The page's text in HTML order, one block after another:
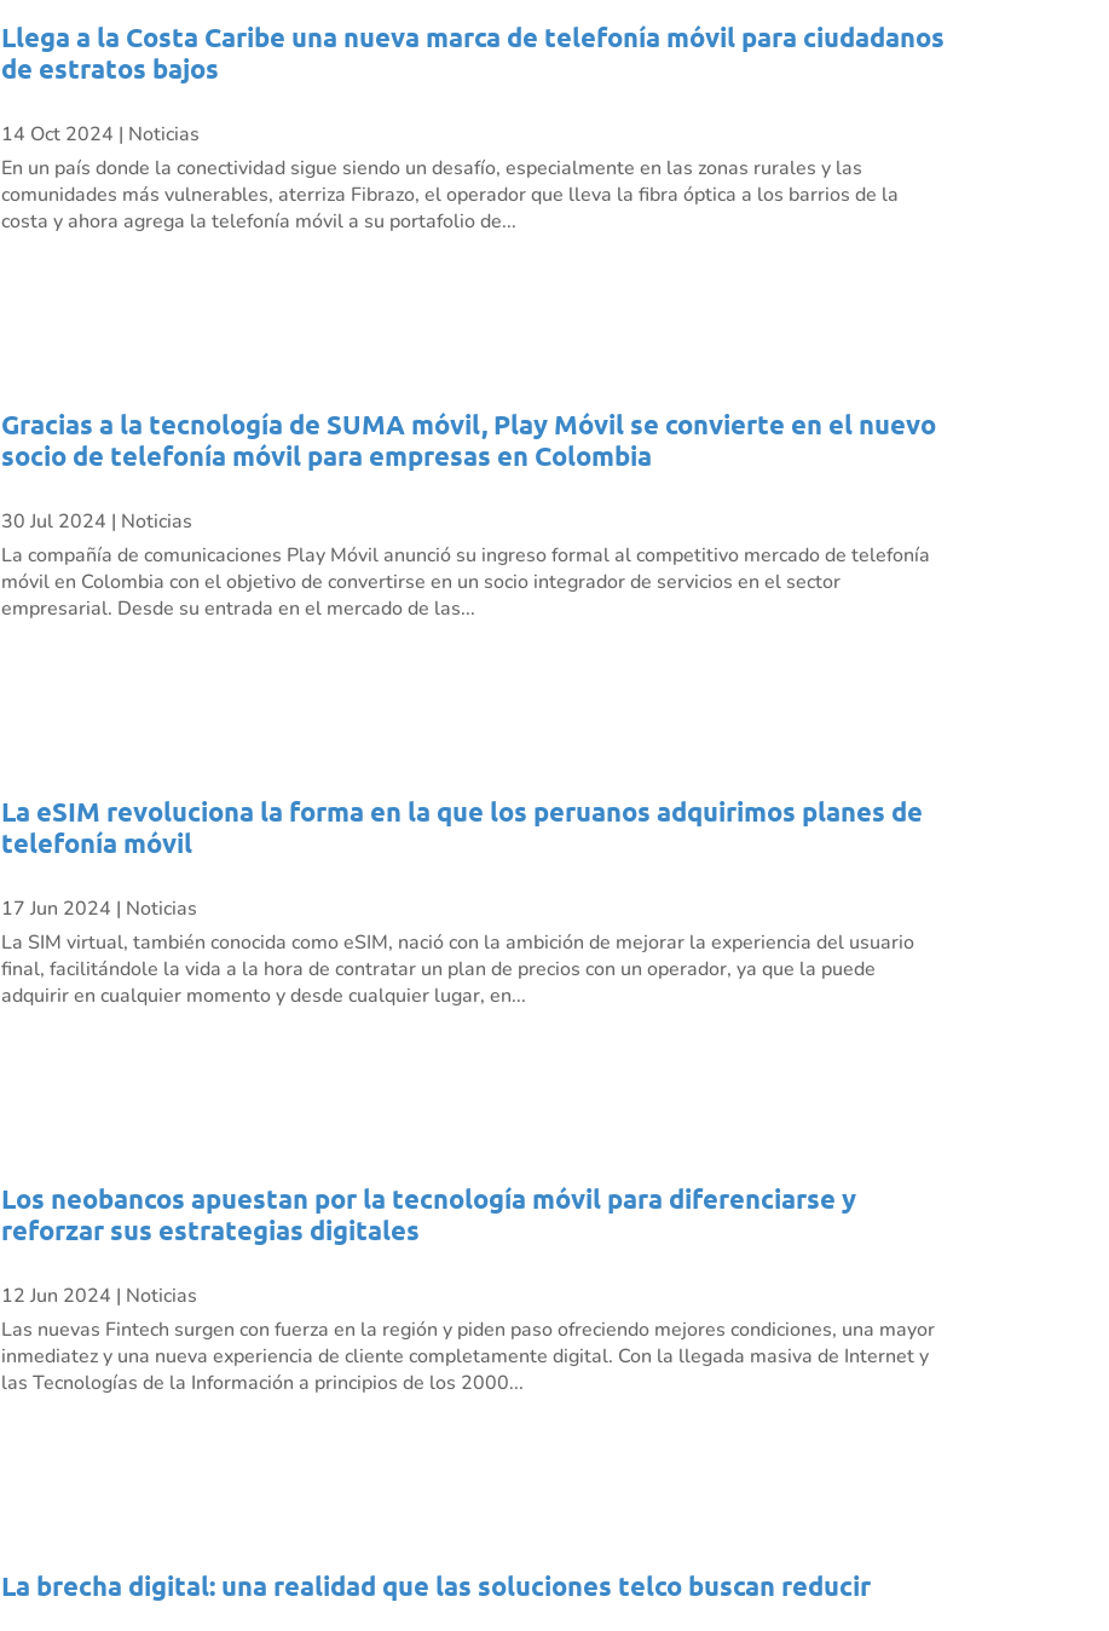
Llega a la Costa Caribe una nueva marca de telefonía móvil para ciudadanos
de estratos bajos
14 Oct 2024 | Noticias
En un país donde la conectividad sigue siendo un desafío, especialmente en las zonas rurales y las
comunidades más vulnerables, aterriza Fibrazo, el operador que lleva la fibra óptica a los barrios de la
costa y ahora agrega la telefonía móvil a su portafolio de...
Gracias a la tecnología de SUMA móvil, Play Móvil se convierte en el nuevo
socio de telefonía móvil para empresas en Colombia
30 Jul 2024 | Noticias
La compañía de comunicaciones Play Móvil anunció su ingreso formal al competitivo mercado de telefonía
móvil en Colombia con el objetivo de convertirse en un socio integrador de servicios en el sector
empresarial. Desde su entrada en el mercado de las...
La eSIM revoluciona la forma en la que los peruanos adquirimos planes de
telefonía móvil
17 Jun 2024 | Noticias
La SIM virtual, también conocida como eSIM, nació con la ambición de mejorar la experiencia del usuario
final, facilitándole la vida a la hora de contratar un plan de precios con un operador, ya que la puede
adquirir en cualquier momento y desde cualquier lugar, en...
Los neobancos apuestan por la tecnología móvil para diferenciarse y
reforzar sus estrategias digitales
12 Jun 2024 | Noticias
Las nuevas Fintech surgen con fuerza en la región y piden paso ofreciendo mejores condiciones, una mayor
inmediatez y una nueva experiencia de cliente completamente digital. Con la llegada masiva de Internet y
las Tecnologías de la Información a principios de los 2000...
La brecha digital: una realidad que las soluciones telco buscan reducir